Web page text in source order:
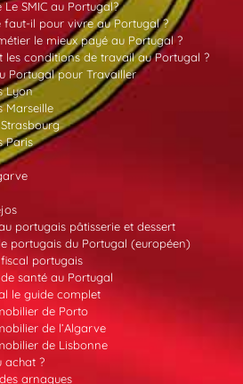
Le SMIC au Portugal?
faut-il pour vivre au Portugal ?
le mieux payé au Portugal ?
les conditions de travail au Portugal ?
Portugal pour Travailler
Lyon
Marseille
Paris
portugais pâtisserie et dessert
portugais du Portugal (européen)
portugais
santé au Portugal
le guide complet
de Porto
de l’Algarve
de Lisbonne
achat ?
arnaques